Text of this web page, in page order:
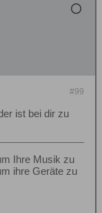
#99
ist bei dir zu
Ihre Musik zu
ihre Geräte zu